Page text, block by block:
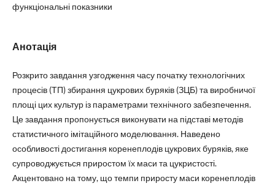
функціональні показники
Анотація
Розкрито завдання узгодження часу початку технологічних
процесів (ТП) збирання цукрових буряків (ЗЦБ) та виробничої
площі цих культур із параметрами технічного забезпечення.
Це завдання пропонується виконувати на підставі методів
статистичного імітаційного моделювання. Наведено
особливості достигання коренеплодів цукрових буряків, яке
супроводжується приростом їх маси та цукристості.
Акцентовано на тому, що темпи приросту маси коренеплодів